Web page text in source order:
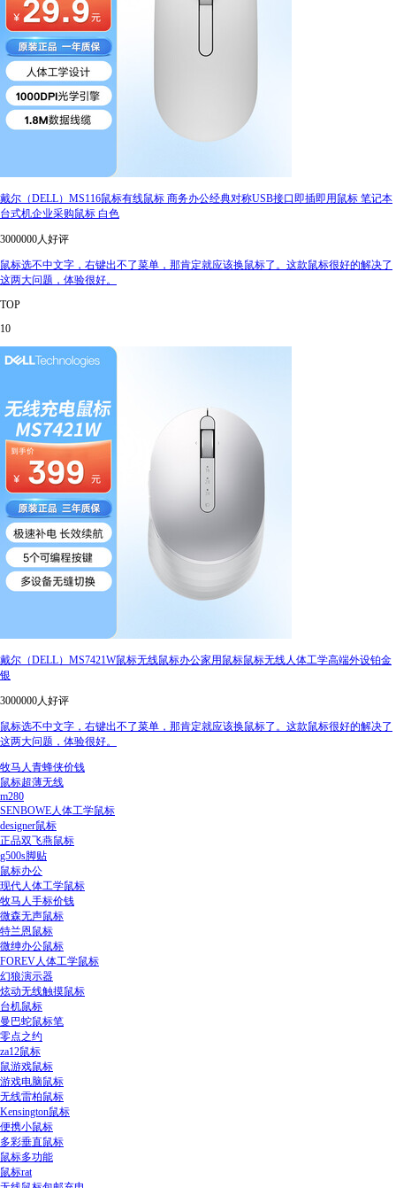
戴尔（DELL）MS116鼠标有线鼠标 商务办公经典对称USB接口即插即用鼠标 笔记本
台式机企业采购鼠标 白色
3000000人好评
鼠标选不中文字，右键出不了菜单，那肯定就应该换鼠标了。这款鼠标很好的解决了
这两大问题，体验很好。
TOP
10
戴尔（DELL）MS7421W鼠标无线鼠标办公家用鼠标鼠标无线人体工学高端外设铂金
银
3000000人好评
鼠标选不中文字，右键出不了菜单，那肯定就应该换鼠标了。这款鼠标很好的解决了
这两大问题，体验很好。
牧马人青蜂侠价钱
鼠标超薄无线
m280
SENBOWE人体工学鼠标
designer鼠标
正品双飞燕鼠标
g500s脚贴
鼠标办公
现代人体工学鼠标
牧马人手标价钱
微森无声鼠标
特兰恩鼠标
微绅办公鼠标
FOREV人体工学鼠标
幻狼演示器
炫动无线触摸鼠标
台机鼠标
曼巴蛇鼠标笔
零点之约
za12鼠标
鼠游戏鼠标
游戏电脑鼠标
无线雷柏鼠标
Kensington鼠标
便携小鼠标
多彩垂直鼠标
鼠标多功能
鼠标rat